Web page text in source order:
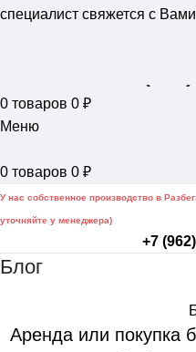
специалист свяжется с
0 товаров 0 ₽
Меню
0 товаров 0 ₽
У нас собственное производство в
уточняйте у менеджера)
+7
Блог
Аренда или покупка